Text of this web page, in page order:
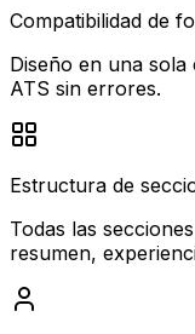
Compatibilidad de
Diseño en una
ATS sin errores.
Estructura de
Todas las
resumen,